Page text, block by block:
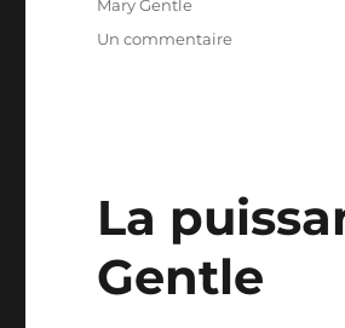
Mary Gentle
Un commentairesur
La
Gentle